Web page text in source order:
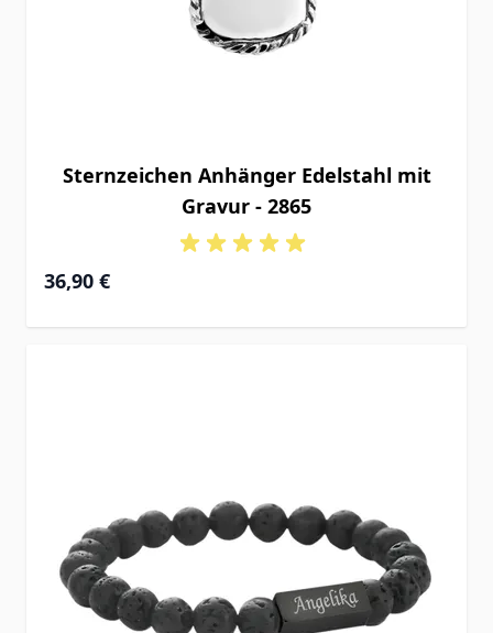
Sternzeichen Anhänger Edelstahl mit
Gravur - 2865
36,90 €